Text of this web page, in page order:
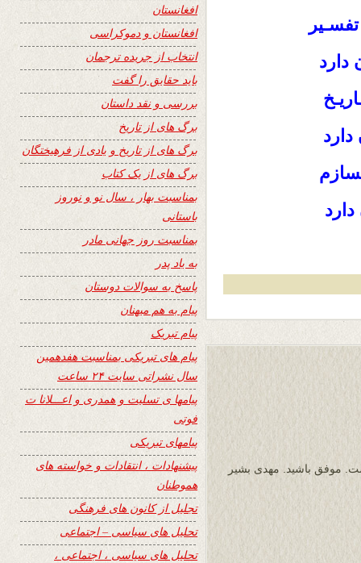
دارد
موفق باشید. مهدی بشیر
افغانستان
افغانستان و دموکراسی
انتخاب از جریده ترجمان
باید حقایق را گفت
بررسی و نقد داستان
برگ های از تاریخ
برگ های از تاریخ و یادی از فرهیختگان
برگ های از یک کتاب
بمناسبت بهار ، سال نو و نوروز
باستانی
بمناسبت روز جهانی مادر
به یاد پدر
پاسخ به سوالات دوستان
پیام به هم میهنان
پیام تبریک
پیام های تبریکی بمناسبت هفدهمین
سال نشراتی سایت ۲۴ ساعت
پیامها ی تسلیت و همدری و اعـــلانا ت
فوتی
پیامهای تبریکی
پیشنهادات ، انتقادات و خواسته های
هموطنان
تجلیل از کانون های فرهنگی
تحلیل های سیاسی – اجتماعی
تحلیل های سیاسی ، اجتماعی ،